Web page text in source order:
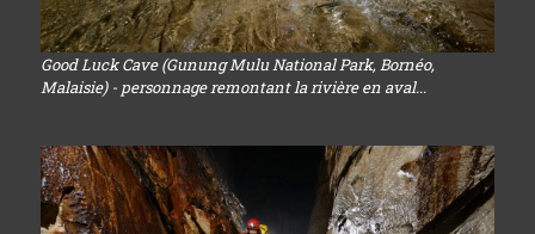
Good Luck Cave (Gunung Mulu National Park, Bornéo,
Malaisie) - personnage remontant la rivière en aval...